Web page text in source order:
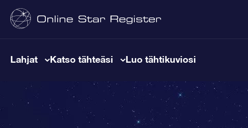
Lahjat Katso tähteäsi Luo tähtikuviosi